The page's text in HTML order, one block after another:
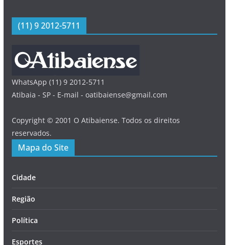
(11) 9 2012-5711
WhatsApp (11) 9 2012-5711
Atibaia - SP - E-mail - oatibaiense@gmail.com
Copyright © 2001 O Atibaiense. Todos os direitos
reservados.
Mapa do Site
Cidade
Região
Política
Esportes